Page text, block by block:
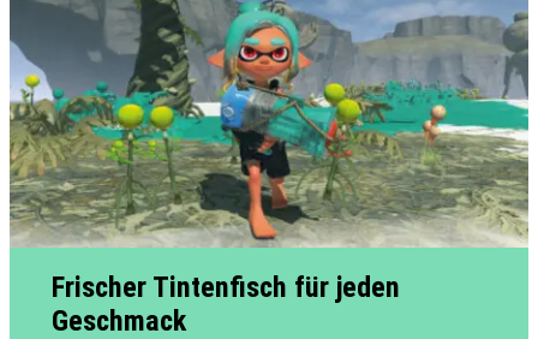
Frischer Tintenfisch für jeden
Geschmack